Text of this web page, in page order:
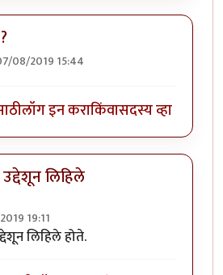
08/2019 15:44
लॉग इन कराकिंवासदस्य व्हा
लिहिले
19:11
गीता कोण ?by
लिहिले होते.